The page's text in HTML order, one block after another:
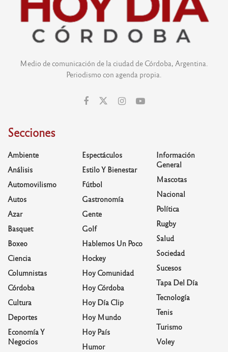
Medio de comunicación de la ciudad de Córdoba, Argentina.
Periodismo con agenda propia.
Secciones
Ambiente
Análisis
Automovilismo
Autos
Azar
Basquet
Boxeo
Ciencia
Columnistas
Córdoba
Cultura
Deportes
Economía Y
Negocios
Espectáculos
Estilo Y Bienestar
Fútbol
Gastronomía
Gente
Golf
Hablemos Un Poco
Hockey
Hoy Comunidad
Hoy Córdoba
Hoy Día Clip
Hoy Mundo
Hoy País
Humor
Información
General
Mascotas
Nacional
Política
Rugby
Salud
Sociedad
Sucesos
Tapa Del Día
Tecnología
Tenis
Turismo
Voley